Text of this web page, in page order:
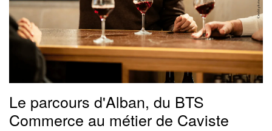
Le parcours d'Alban, du BTS
Commerce au métier de Caviste